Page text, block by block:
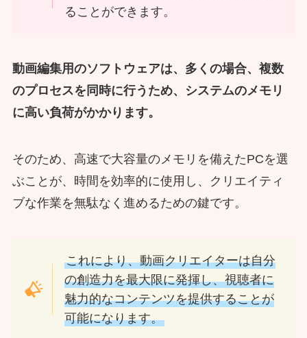
ることができます。
動画編集用のソフトウェアは、多くの場合、複数
のプロセスを同時に行うため、システムのメモリ
に高い負荷がかかります。
そのため、高速で大容量のメモリを備えたPCを選
ぶことが、時間を効率的に使用し、クリエイティ
ブな作業を無駄なく進めるための鍵です。
これにより、動画クリエイターは自分
の創造力を最大限に発揮し、視聴者に
魅力的なコンテンツを提供することが
可能になります。